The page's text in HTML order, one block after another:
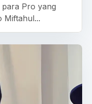
para Pro yang
Miftahul...